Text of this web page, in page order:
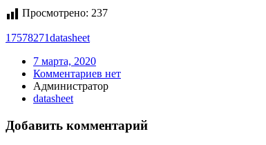
Просмотрено: 237
17578271datasheet
7 марта, 2020
Комментариев нет
Администратор
datasheet
Добавить комментарий